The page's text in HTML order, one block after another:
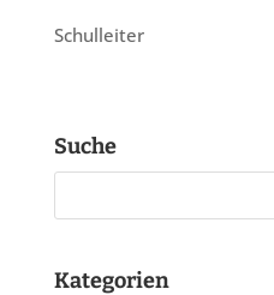
Schulleiter
Suche
Kategorien